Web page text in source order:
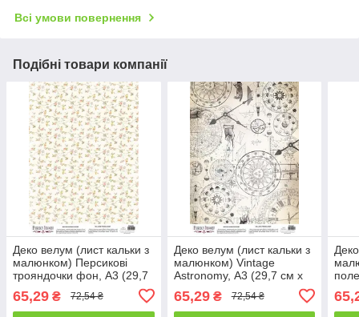
Всі умови повернення
Подібні товари компанії
Деко велум (лист кальки з
малюнком) Персикові
трояндочки фон, А3 (29,7
65,29 ₴ 72,54 ₴
Деко велум (лист кальки з
малюнком) Vintage
Astronomy, А3 (29,7 см х
65,29₴ 72,54 ₴